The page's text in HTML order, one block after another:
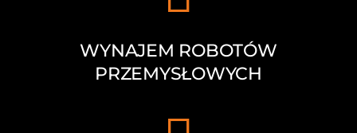
WYNAJEM ROBOTÓW
PRZEMYSŁOWYCH